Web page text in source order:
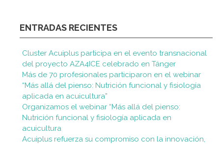
ENTRADAS RECIENTES
Cluster Acuiplus participa en el evento transnacional
del proyecto AZA4ICE celebrado en Tánger
Más de 70 profesionales participaron en el webinar
“Más allá del pienso: Nutrición funcional y fisiología
aplicada en acuicultura”
Organizamos el webinar “Más allá del pienso:
Nutrición funcional y fisiología aplicada en
acuicultura
Acuiplus refuerza su compromiso con la innovación,